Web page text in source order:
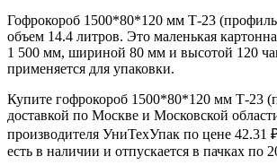
Гофрокороб 1500*80*120 мм Т-23
объем 14.4 литров. Это маленькая
1 500 мм, шириной 80 мм и высотой 120
применяется для упаковки.
Купите гофрокороб 1500*80*120 мм Т-23
доставкой по Москве и Московской
производителя УниТехУпак по цене 42.31
есть в наличии и отпускается в пачках по